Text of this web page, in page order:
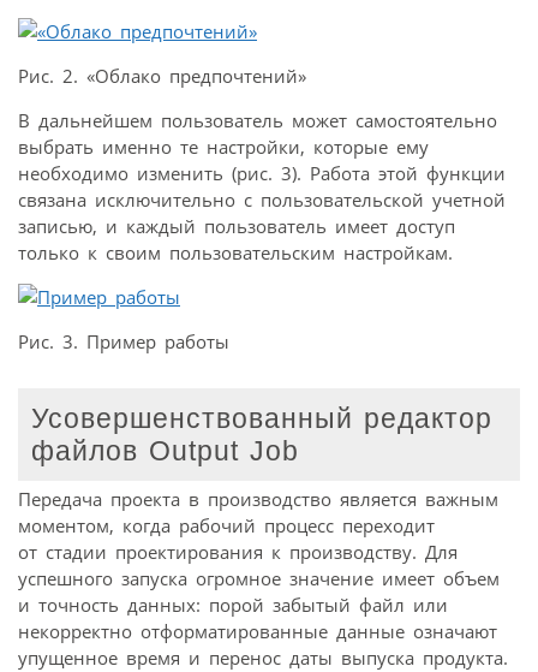
Рис. 2. «Облако предпочтений»
В дальнейшем пользователь может самостоятельно
выбрать именно те настройки, которые ему
необходимо изменить (рис. 3). Работа этой функции
связана исключительно с пользовательской учетной
записью, и каждый пользователь имеет доступ
только к своим пользовательским настройкам.
Рис. 3. Пример работы
Усовершенствованный редактор
файлов Output Job
Передача проекта в производство является важным
моментом, когда рабочий процесс переходит
от стадии проектирования к производству. Для
успешного запуска огромное значение имеет объем
и точность данных: порой забытый файл или
некорректно отформатированные данные означают
упущенное время и перенос даты выпуска продукта.